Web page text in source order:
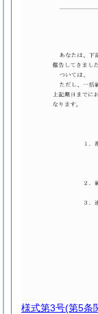
様式第3号(第5条